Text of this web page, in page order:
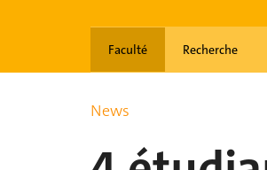
Faculté Recherche
News